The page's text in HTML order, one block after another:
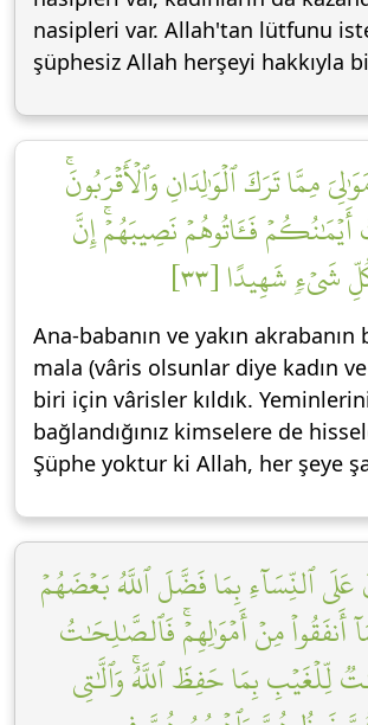
nasipleri var. Allah'tan lütfunu
şüphesiz Allah herşeyi hakkıyla
مِمَّا تَرَكَ ٱلۡوَٰلِدَانِ وَٱلۡأَقۡرَبُونَۚ
فَـَٔاتُوهُمۡ نَصِيبَهُمۡۚ إِنَّ
شَيۡءٖ شَهِيدًا [٣٣]
Ana-babanın ve yakın akrabanın
mala (vâris olsunlar diye kadın
biri için vârisler kıldık.
bağlandığınız kimselere de
Şüphe yoktur ki Allah, her şeye
ٱلنِّسَآءِ بِمَا فَضَّلَ ٱللَّهُ بَعۡضَهُمۡ
أَنفَقُواْ مِنۡ أَمۡوَٰلِهِمۡۚ فَٱلصَّٰلِحَٰتُ
بِمَا حَفِظَ ٱللَّهُۚ وَٱلَّٰتِي